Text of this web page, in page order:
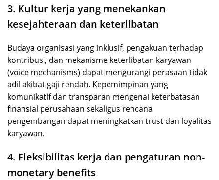
3. Kultur kerja yang menekankan
kesejahteraan dan keterlibatan
Budaya organisasi yang inklusif, pengakuan terhadap
kontribusi, dan mekanisme keterlibatan karyawan
(voice mechanisms) dapat mengurangi perasaan tidak
adil akibat gaji rendah. Kepemimpinan yang
komunikatif dan transparan mengenai keterbatasan
finansial perusahaan sekaligus rencana
pengembangan dapat meningkatkan trust dan loyalitas
karyawan.
4. Fleksibilitas kerja dan pengaturan non-
monetary benefits